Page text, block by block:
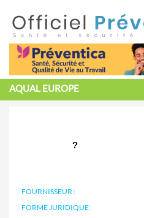
AQUAL EUROPE
FOURNISSEUR :
FORME JURIDIQUE :